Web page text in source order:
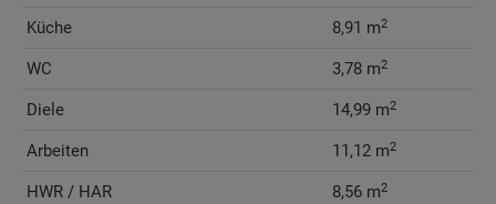
Küche 8,91 m2
WC 3,78 m2
Diele 14,99 m2
Arbeiten 11,12 m2
HWR / HAR 8,56 m2